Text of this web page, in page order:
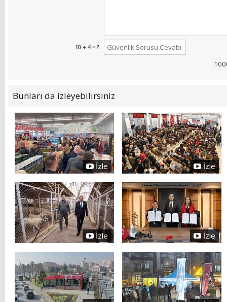
10 + 4 = ?
Bunları da izleyebilirsiniz
İzle İzle
İzle İzle